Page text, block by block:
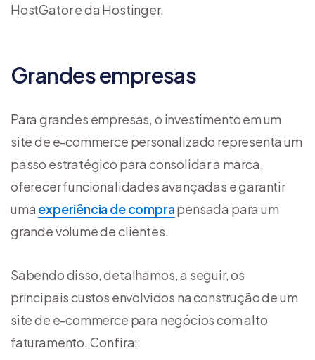
HostGator e da Hostinger.
Grandes empresas
Para grandes empresas, o investimento em um
site de e-commerce personalizado representa um
passo estratégico para consolidar a marca,
oferecer funcionalidades avançadas e garantir
uma experiência de comprapensada para um
grande volume de clientes.
Sabendo disso, detalhamos, a seguir, os
principais custos envolvidos na construção de um
site de e-commerce para negócios com alto
faturamento. Confira: